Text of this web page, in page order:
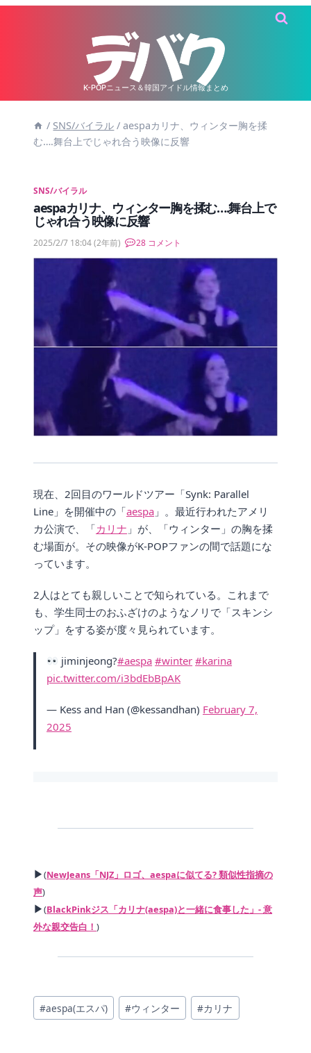
K-POPニュース＆韓国アイドル情報まとめ
/ SNS/バイラル / aespaカリナ、ウィンター胸を揉
む….舞台上でじゃれ合う映像に反響
SNS/バイラル
aespaカリナ、ウィンター胸を揉む….舞台上で
じゃれ合う映像に反響
2025/2/7 18:04(2年前) 28 コメント
現在、2回目のワールドツアー「Synk: Parallel
Line」を開催中の「aespa 」。最近行われたアメリ
カ公演で、「カリナ 」が、「ウィンター」の胸を揉
む場面が。その映像がK-POPファンの間で話題にな
っています。
2人はとても親しいことで知られている。これまで
も、学生同士のおふざけのようなノリで「スキンシ
ップ」をする姿が度々見られています。
jiminjeong?#aespa #winter #karina
pic.twitter.com/i3bdEbBpAK
— Kess and Han (@kessandhan) February 7,
2025
▶(NewJeans「NJZ」ロゴ、aespaに似てる? 類似性指摘の
声)
▶(BlackPinkジス「カリナ(aespa)と一緒に食事した」- 意
外な親交告白！ )
投
稿
#aespa(エスパ) #ウィンター #カリナ